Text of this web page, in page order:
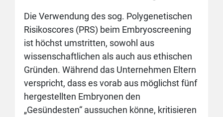
Die Verwendung des sog. Polygenetischen
Risikoscores (PRS) beim Embryoscreening
ist höchst umstritten, sowohl aus
wissenschaftlichen als auch aus ethischen
Gründen. Während das Unternehmen Eltern
verspricht, dass es vorab aus möglichst fünf
hergestellten Embryonen den
„Gesündesten“ aussuchen könne, kritisieren